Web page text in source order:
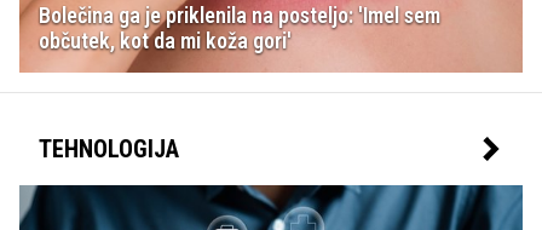
Bolečina ga je priklenila na posteljo: 'Imel sem
občutek, kot da mi koža gori'
TEHNOLOGIJA